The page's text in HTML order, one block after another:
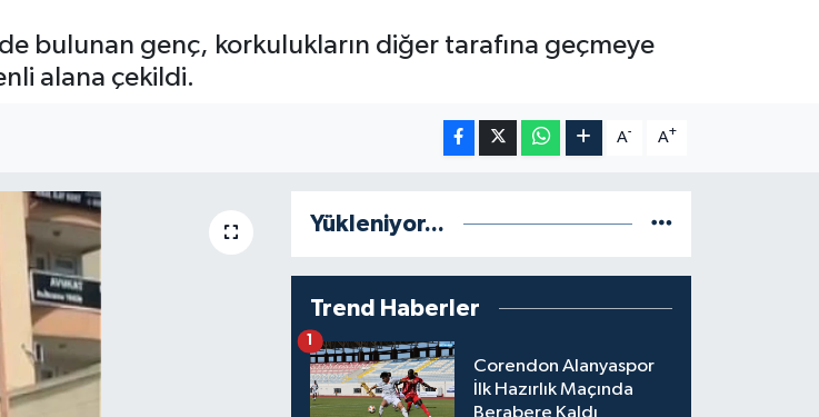
bulunan genç, korkulukların diğer tarafına geçmeye
alana çekildi.
A- A+
Yükleniyor...
Trend Haberler
Corendon Alanyaspor
İlk Hazırlık Maçında
Berabere Kaldı